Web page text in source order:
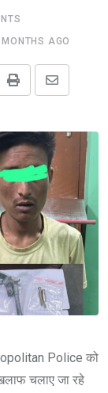
MONTHS AGO
Print
Share
Email
Police को
चलाए जा रहे